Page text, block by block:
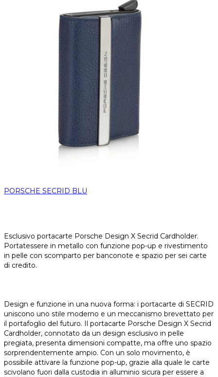
PORSCHE SECRID BLU
Esclusivo portacarte Porsche Design X Secrid Cardholder.
Portatessere in metallo con funzione pop-up e rivestimento
in pelle con scomparto per banconote e spazio per sei carte
di credito.
Design e funzione in una nuova forma: i portacarte di SECRID
uniscono uno stile moderno e un meccanismo brevettato per
il portafoglio del futuro. Il portacarte Porsche Design X Secrid
Cardholder, connotato da un design esclusivo in pelle
pregiata, presenta dimensioni compatte, ma offre uno spazio
sorprendentemente ampio. Con un solo movimento, è
possibile attivare la funzione pop-up, grazie alla quale le carte
scivolano fuori dalla custodia in alluminio sicura per essere a